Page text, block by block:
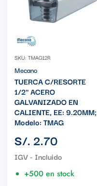
SKU: TMAG12R
Mecano
TUERCA C/RESORTE
1/2" ACERO
GALVANIZADO EN
CALIENTE, EE: 9.20MM;
Modelo: TMAG
Precio
regular
S/. 2.70
+500 en stock